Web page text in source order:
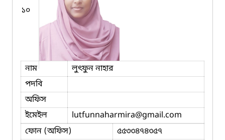
১০
নাম
লুৎফুন নাহার
পদবি
অফিস
ইমেইল
lutfunnaharmira@gmail.com
ফোন (অফিস)
৫৫৩৩৪৭৪৩৫৭